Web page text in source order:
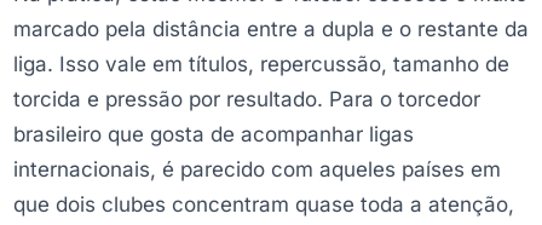
marcado pela distância entre a dupla e o restante da
liga. Isso vale em títulos, repercussão, tamanho de
torcida e pressão por resultado. Para o torcedor
brasileiro que gosta de acompanhar ligas
internacionais, é parecido com aqueles países em
que dois clubes concentram quase toda a atenção,